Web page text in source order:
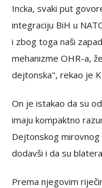
Incka, svaki put
integraciju BiH u
i zbog toga naši
mehanizme OHR-a,
dejtonska", rekao je
On je istakao da su
imaju kompaktno
Dejtonskog mirovnog
dodavši i da su
Prema njegovim